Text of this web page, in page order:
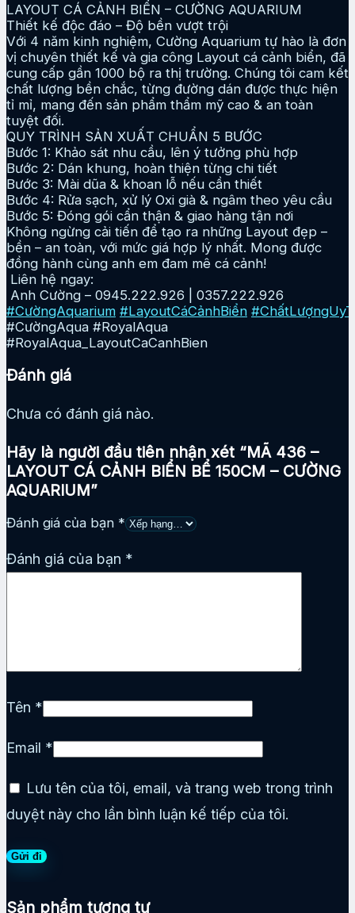
LAYOUT CÁ CẢNH BIỂN – CƯỜNG AQUARIUM
Thiết kế độc đáo – Độ bền vượt trội
Với 4 năm kinh nghiệm, Cường Aquarium tự hào là đơn
vị chuyên thiết kế và gia công Layout cá cảnh biển, đã
cung cấp gần 1000 bộ ra thị trường. Chúng tôi cam kết
chất lượng bền chắc, từng đường dán được thực hiện
tỉ mỉ, mang đến sản phẩm thẩm mỹ cao & an toàn
tuyệt đối.
QUY TRÌNH SẢN XUẤT CHUẨN 5 BƯỚC
Bước 1: Khảo sát nhu cầu, lên ý tưởng phù hợp
Bước 2: Dán khung, hoàn thiện từng chi tiết
Bước 3: Mài dũa & khoan lỗ nếu cần thiết
Bước 4: Rửa sạch, xử lý Oxi già & ngâm theo yêu cầu
Bước 5: Đóng gói cẩn thận & giao hàng tận nơi
Không ngừng cải tiến để tạo ra những Layout đẹp –
bền – an toàn, với mức giá hợp lý nhất. Mong được
đồng hành cùng anh em đam mê cá cảnh!
Liên hệ ngay:
Anh Cường – 0945.222.926 | 0357.222.926
#CườngAquarium #LayoutCáCảnhBiển
#CườngAqua #RoyalAqua
#RoyalAqua_LayoutCaCanhBien
Đánh giá
Chưa có đánh giá nào.
Hãy là người đầu tiên nhận xét “MÃ 436 –
LAYOUT CÁ CẢNH BIỂN BỂ 150CM – CƯỜNG
AQUARIUM”
Đánh giá của bạn *
Đánh giá của bạn *
Tên *
Email *
Lưu tên của tôi, email, và trang web trong trình
duyệt này cho lần bình luận kế tiếp của tôi.
Sản phẩm tương tự